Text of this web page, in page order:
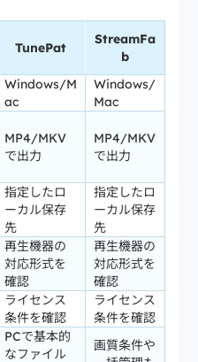
TunePat
StreamFa
b
Windows/M
ac
Windows/
Mac
MP4/MKV
で出力
MP4/MKV
で出力
指定したロ
ーカル保存
先
指定したロ
ーカル保存
先
再生機器の
対応形式を
確認
再生機器の
対応形式を
確認
ライセンス
条件を確認
ライセンス
条件を確認
PCで基本的
なファイル
画質条件や